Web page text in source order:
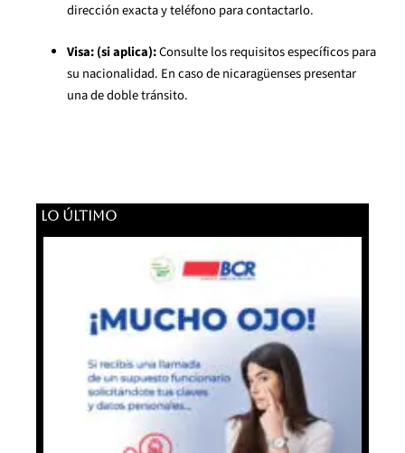
dirección exacta y teléfono para contactarlo.
Visa: (si aplica):Consulte los requisitos específicos para
su nacionalidad. En caso de nicaragüenses presentar
una de doble tránsito.
LO ÚLTIMO